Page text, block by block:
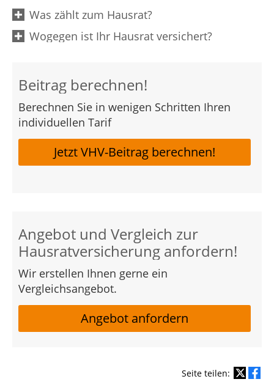
Was zählt zum Hausrat?
Wogegen ist Ihr Hausrat versichert?
Beitrag berechnen!
Berechnen Sie in wenigen Schritten Ihren
individuellen Tarif
Jetzt VHV-Beitrag berechnen!
Angebot und Vergleich zur
Hausratversicherung anfordern!
Wir erstellen Ihnen gerne ein
Vergleichsangebot.
Angebot anfordern
Seite teilen: